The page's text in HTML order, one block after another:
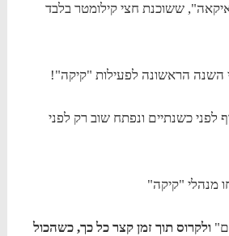
ששוכנת חצי קילומטר בלבד
השנה הראשונה לפעילות "קיקה"!
לפני כשנתיים ונפתח שוב רק לפני
מנהלי "קיקה"
ולקרוס תוך זמן קצר כל כך, כשהכול